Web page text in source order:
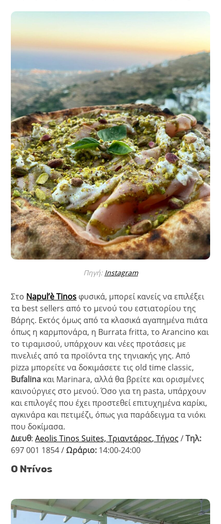
Πηγή: Instagram
Στο Napul’è Tinos φυσικά, μπορεί κανείς να επιλέξει
τα best sellers από το μενού του εστιατορίου της
Βάρης. Εκτός όμως από τα κλασικά αγαπημένα πιάτα
όπως η καρμπονάρα, η Burrata fritta, το Arancino και
το τιραμισού, υπάρχουν και νέες προτάσεις με
πινελιές από τα προϊόντα της τηνιακής γης. Από
pizza μπορείτε να δοκιμάσετε τις old time classic,
Bufalina και Marinara, αλλά θα βρείτε και ορισμένες
καινούργιες στο μενού. Όσο για τη pasta, υπάρχουν
και επιλογές που έχει προστεθεί επιτυχημένα καρίκι,
αγκινάρα και πετιμέζι, όπως για παράδειγμα τα νιόκι
που δοκίμασα.
Διευθ:Aeolis Tinos Suites, Τριαντάρος, Τήνος/Τηλ:
697 001 1854 /Ωράριο: 14:00-24:00
Ο Ντίνος